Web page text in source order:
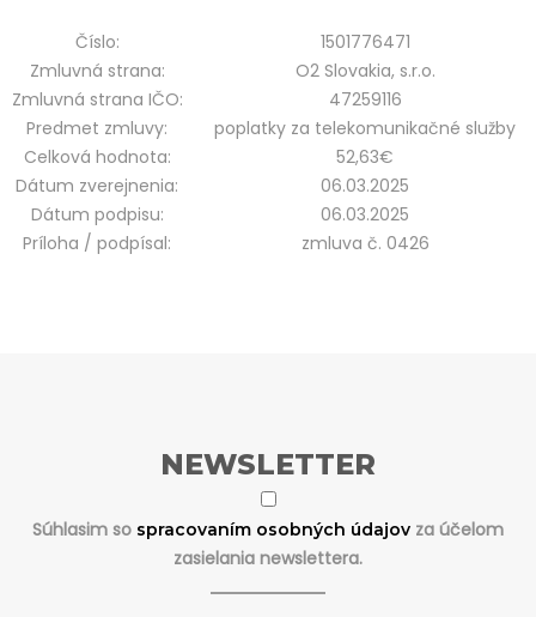
Číslo:
1501776471
Zmluvná strana:
O2 Slovakia, s.r.o.
Zmluvná strana IČO:
47259116
Predmet zmluvy:
poplatky za telekomunikačné služby
Celková hodnota:
52,63€
Dátum zverejnenia:
06.03.2025
Dátum podpisu:
06.03.2025
Príloha / podpísal:
zmluva č. 0426
NEWSLETTER
Súhlasim so spracovaním osobných údajov za účelom
zasielania newslettera.